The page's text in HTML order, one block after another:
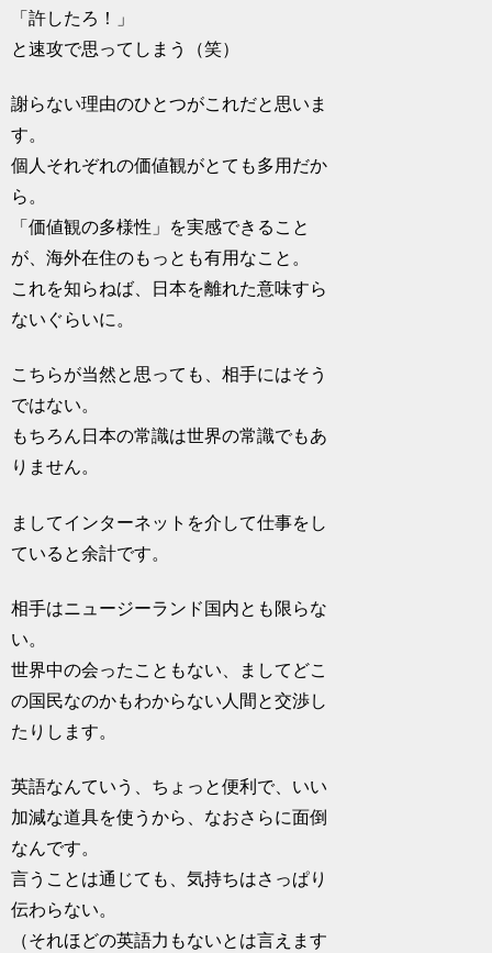
「許したろ！」
と速攻で思ってしまう（笑）
謝らない理由のひとつがこれだと思いま
す。
個人それぞれの価値観がとても多用だか
ら。
「価値観の多様性」を実感できること
が、海外在住のもっとも有用なこと。
これを知らねば、日本を離れた意味すら
ないぐらいに。
こちらが当然と思っても、相手にはそう
ではない。
もちろん日本の常識は世界の常識でもあ
りません。
ましてインターネットを介して仕事をし
ていると余計です。
相手はニュージーランド国内とも限らな
い。
世界中の会ったこともない、ましてどこ
の国民なのかもわからない人間と交渉し
たりします。
英語なんていう、ちょっと便利で、いい
加減な道具を使うから、なおさらに面倒
なんです。
言うことは通じても、気持ちはさっぱり
伝わらない。
（それほどの英語力もないとは言えます